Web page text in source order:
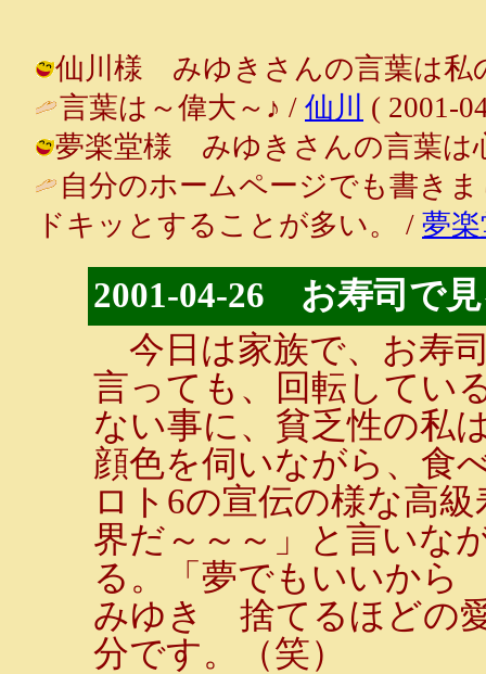
仙川様 みゆきさんの言葉は私
言葉は～偉大～♪ / 仙川
( 2001-
夢楽堂様 みゆきさんの言葉は
自分のホームページでも書き
ドキッとすることが多い。 / 夢
2001-04-26 お寿司で
今日は家族で、お寿
言っても、回転してい
ない事に、貧乏性の私
顔色を伺いながら、食
ロト6の宣伝の様な高
界だ～～～」と言いな
る。「夢でもいいか
みゆき 捨てるほどの
分です。（笑）